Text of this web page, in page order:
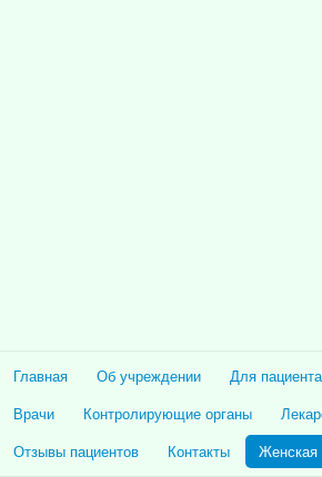
Главная Об учреждении Для пациента
Врачи
Контролирующие органы
Отзывы пациентов
Контакты Женская